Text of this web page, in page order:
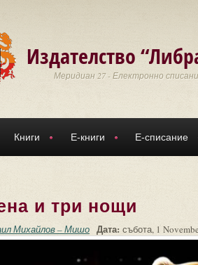
Издателство
Меридиан 27 - Електронно
Книги Е-книги Е-списание
и три нощи
Михайлов – Мишо Дата: събота, 1